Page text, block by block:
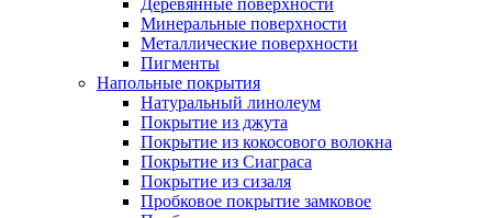
Минеральные поверхности
Металлические поверхности
Пигменты
Напольные покрытия
Натуральный линолеум
Покрытие из джута
Покрытие из кокосового волокна
Покрытие из Сиаграса
Покрытие из сизаля
Пробковое покрытие замковое